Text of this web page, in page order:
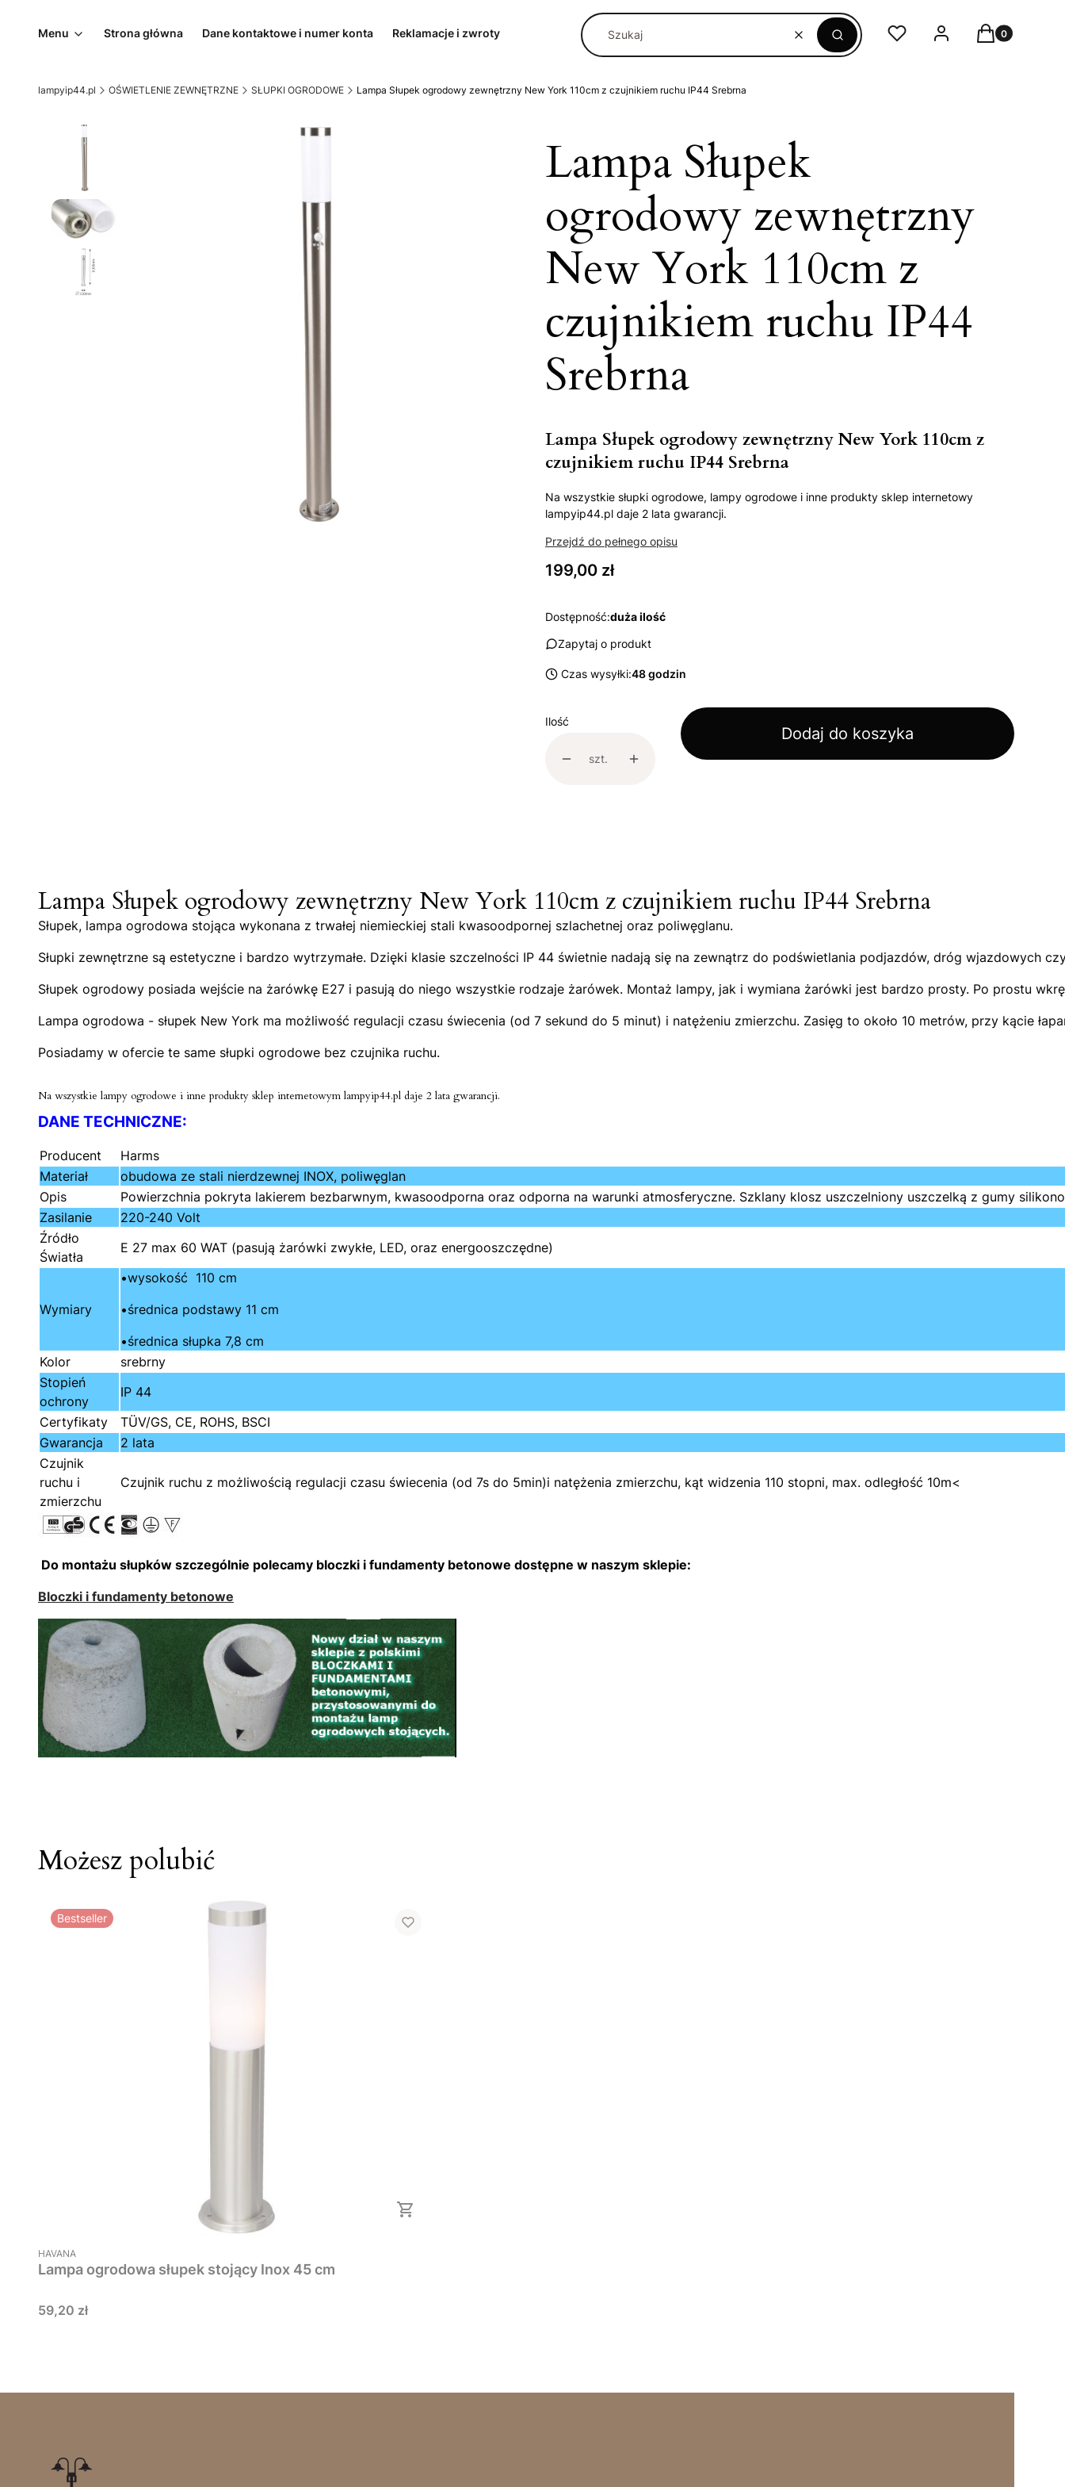
Menu Strona główna Dane kontaktowe i numer konta Reklamacje i zwroty
WyczyśćSzukaj
Ulubione Zaloguj sięProdukty w
Koszyk
lampyip44.pl OŚWIETLENIE ZEWNĘTRZNE SŁUPKI OGRODOWE Lampa Słupek ogrodowy zewnętrzny New York 110cm z czujnikiem ruchu IP44 Srebrna
Lampa Słupek
ogrodowy zewnętrzny
New York 110cm z
czujnikiem ruchu IP44
Srebrna
Lampa Słupek ogrodowy zewnętrzny New York 110cm z
czujnikiem ruchu IP44 Srebrna
Na wszystkie słupki ogrodowe, lampy ogrodowe i inne produkty sklep internetowy
lampyip44.pl daje 2 lata gwarancji.
Przejdź do pełnego opisu
Cena
199,00 zł
Dostępność:duża ilość
Zapytaj o produkt
Czas wysyłki:48 godzin
Ilość
szt.
Dodaj do koszyka
Lampa Słupek ogrodowy zewnętrzny New York 110cm z czujnikiem ruchu IP44 Srebrna
Słupek, lampa ogrodowa stojąca wykonana z trwałej niemieckiej stali kwasoodpornej szlachetnej oraz poliwęglanu.
Słupki zewnętrzne są estetyczne i bardzo wytrzymałe. Dzięki klasie szczelności IP 44 świetnie nadają się na zewnątrz do podświetlania podjazdów, dróg wjazdowych
Słupek ogrodowy posiada wejście na żarówkę E27 i pasują do niego wszystkie rodzaje żarówek. Montaż lampy, jak i wymiana żarówki jest bardzo prosty. Po prostu
Lampa ogrodowa - słupek New York ma możliwość regulacji czasu świecenia (od 7 sekund do 5 minut) i natężeniu zmierzchu. Zasięg to około 10 metrów, przy kącie
Posiadamy w ofercie te same słupki ogrodowe bez czujnika ruchu.
Na wszystkie lampy ogrodowe i inne produkty sklep internetowym lampyip44.pl daje 2 lata gwarancji.
DANE TECHNICZNE:
Producent
Harms
Materiał
obudowa ze stali nierdzewnej INOX, poliwęglan
Opis
Powierzchnia pokryta lakierem bezbarwnym, kwasoodporna oraz odporna na warunki atmosferyczne. Szklany klosz uszczelniony uszczelką z gumy
Zasilanie
220-240 Volt
Źródło
Światła
E 27 max 60 WAT (pasują żarówki zwykłe, LED, oraz energooszczędne)
Wymiary
•wysokość 110 cm
•średnica podstawy 11 cm
•średnica słupka 7,8 cm
Kolor
srebrny
Stopień
ochrony
IP 44
Certyfikaty
TÜV/GS, CE, ROHS, BSCI
Gwarancja
2 lata
Czujnik
ruchu i
zmierzchu
Czujnik ruchu z możliwością regulacji czasu świecenia (od 7s do 5min)i natężenia zmierzchu, kąt widzenia 110 stopni, max. odległość 10m<
Do montażu słupków szczególnie polecamy bloczki i fundamenty betonowe dostępne w naszym sklepie:
Bloczki i fundamenty betonowe
Możesz polubić
Bestseller
PRODUCENT
HAVANA
Lampa ogrodowa słupek stojący Inox 45 cm
Cena
59,20 zł